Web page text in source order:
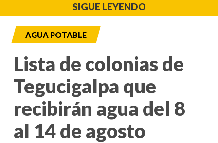
SIGUE LEYENDO
AGUA POTABLE
Lista de colonias de
Tegucigalpa que
recibirán agua del 8
al 14 de agosto